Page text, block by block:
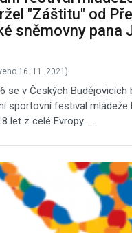
"Záštitu" od
sněmovny pana
16. 11. 2021)
se v Českých Budějovicích
sportovní festival mládeže
let z celé Evropy. ...